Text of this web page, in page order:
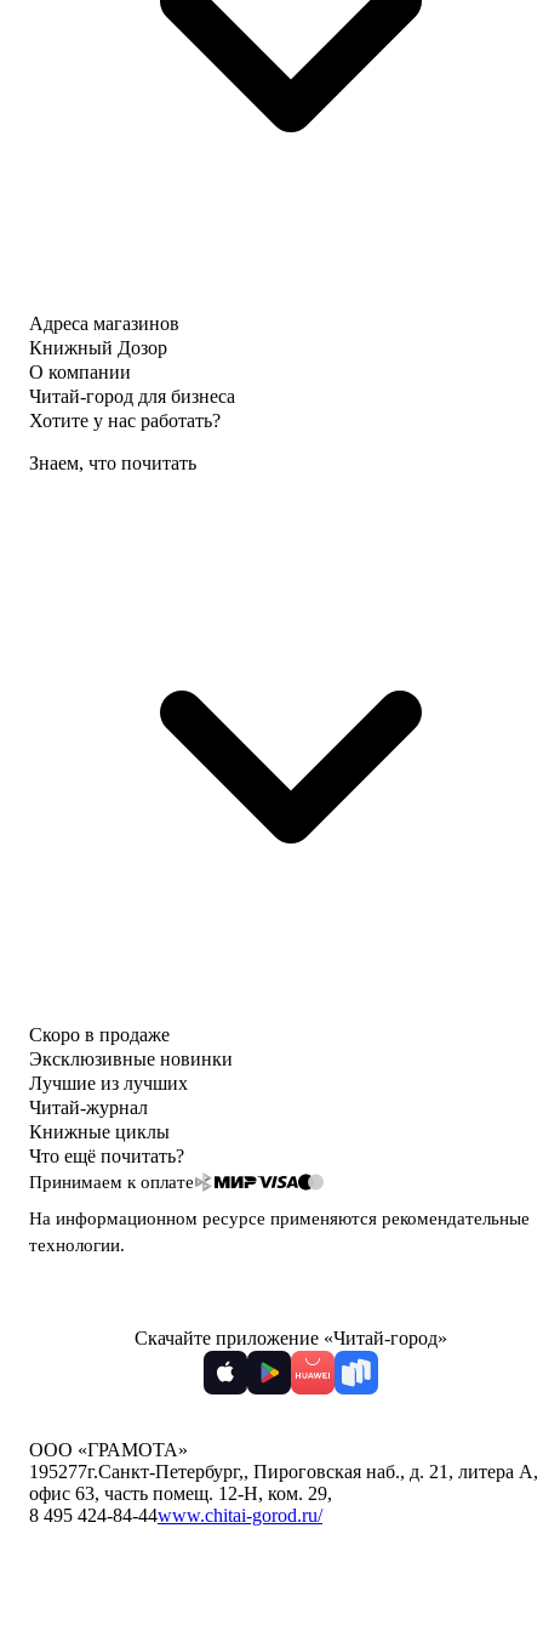
Адреса магазинов
Книжный Дозор
О компании
Читай-город для бизнеса
Хотите у нас работать?
Знаем, что почитать
Скоро в продаже
Эксклюзивные новинки
Лучшие из лучших
Читай-журнал
Книжные циклы
Что ещё почитать?
Принимаем к оплате
На информационном ресурсе применяются рекомендательные
технологии.
Скачайте приложение «Читай-город»
ООО «ГРАМОТА»
195277г.Санкт-Петербург,, Пироговская наб., д. 21, литера А,
офис 63, часть помещ. 12-Н, ком. 29,
8 495 424-84-44www.chitai-gorod.ru/